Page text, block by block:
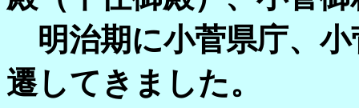
明治期に小菅県庁、小
遷してきました。